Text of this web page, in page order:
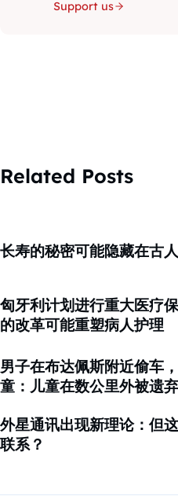
Support us
Related Posts
长寿的秘密可能隐藏在古
匈牙利计划进行重大医疗
的改革可能重塑病人护理
男子在布达佩斯附近偷车
童：儿童在数公里外被遗
外星通讯出现新理论：但
联系？